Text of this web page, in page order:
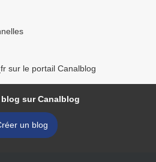
sur le portail Canalblog
blog sur Canalblog
un blog